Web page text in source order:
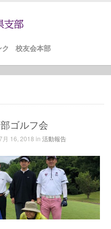
ク 校友会本部
ゴルフ会
月 16, 2018 in活動報告